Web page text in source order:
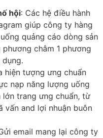
hội: Các hệ điều hành
giúp công ty hàng
quảng cáo dòng sản
châm 1 phương
hiện tượng ưng chuẩn
nạp năng lượng uống
trang ưng chuẩn, từ
vấn and lợi nhuận buôn
email mang lại công ty